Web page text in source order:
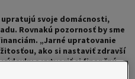
upratujú svoje domácnosti,
Rovnakú pozornosť by sme
„Jarné upratovanie
ako si nastaviť zdravší
a vytvoriť si finančnú